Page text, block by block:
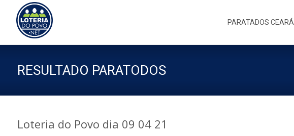
PARATADOS CEARÁ
RESULTADO PARATODOS
Loteria do Povo dia 09 04 21